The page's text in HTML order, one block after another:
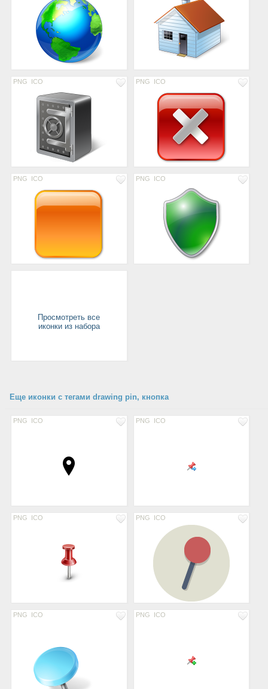
PNG ICO PNG ICO
PNG ICO PNG ICO
Просмотреть все
иконки из набора
Еще иконки с тегами drawing pin, кнопка
PNG ICO PNG ICO
PNG ICO PNG ICO
PNG ICO PNG ICO